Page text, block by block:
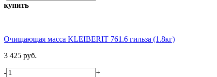
купить
Очищающая масса KLEIBERIT 761.6 гильза (1.8кг)
3 425 руб.
-
+